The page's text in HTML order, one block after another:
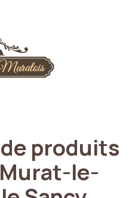
de produits
Murat-le-